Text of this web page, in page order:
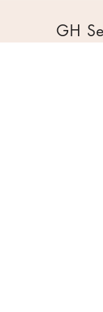
GH